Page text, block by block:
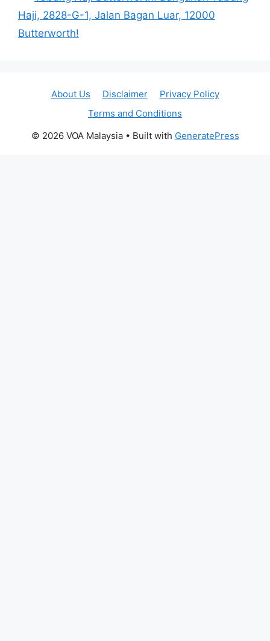
Haji, 2828-G-1, Jalan Bagan Luar, 12000
Butterworth!
About Us Disclaimer
Privacy Policy
Terms and Conditions
© 2026 VOA Malaysia• Built with GeneratePress